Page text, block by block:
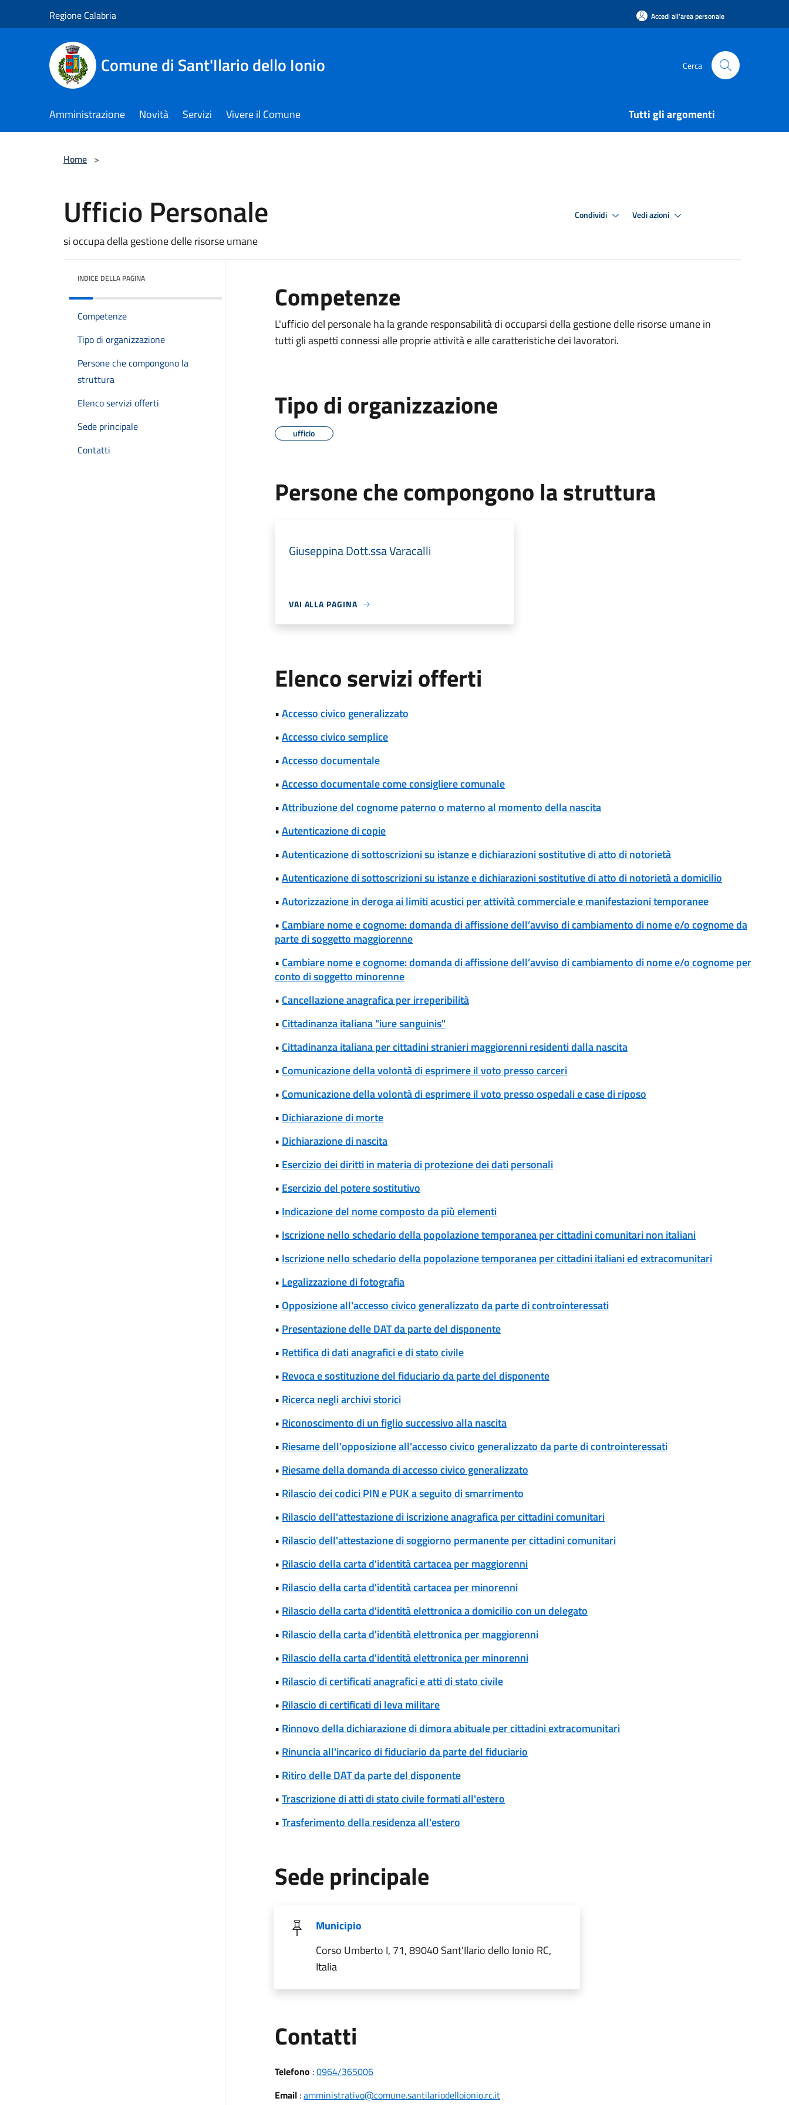
Regione Calabria Accedi all'area personale
Comune di Sant'Ilario dello Ionio Cerca
Amministrazione Novità Servizi Vivere il Comune Tutti gli argomenti
Home >
Ufficio Personale
si occupa della gestione delle risorse umane
Condividi Vedi azioni
INDICE DELLA PAGINA
Competenze
Tipo di organizzazione
Persone che compongono la
struttura
Elenco servizi offerti
Sede principale
Contatti
Competenze
L'ufficio del personale ha la grande responsabilità di occuparsi della gestione delle risorse umane in
tutti gli aspetti connessi alle proprie attività e alle caratteristiche dei lavoratori.
Tipo di organizzazione
ufficio
Persone che compongono la struttura
Giuseppina Dott.ssa Varacalli
VAI ALLA PAGINA
Elenco servizi offerti
•Accesso civico generalizzato
•Accesso civico semplice
•Accesso documentale
•Accesso documentale come consigliere comunale
•Attribuzione del cognome paterno o materno al momento della nascita
•Autenticazione di copie
•Autenticazione di sottoscrizioni su istanze e dichiarazioni sostitutive di atto di notorietà
•Autenticazione di sottoscrizioni su istanze e dichiarazioni sostitutive di atto di notorietà a domicilio
•Autorizzazione in deroga ai limiti acustici per attività commerciale e manifestazioni temporanee
• Cambiare nome e cognome: domanda di affissione dell’avviso di cambiamento di nome e/o cognome da
parte di soggetto maggiorenne
• Cambiare nome e cognome: domanda di affissione dell’avviso di cambiamento di nome e/o cognome per
conto di soggetto minorenne
• Cancellazione anagrafica per irreperibilità
• Cittadinanza italiana "iure sanguinis"
• Cittadinanza italiana per cittadini stranieri maggiorenni residenti dalla nascita
• Comunicazione della volontà di esprimere il voto presso carceri
• Comunicazione della volontà di esprimere il voto presso ospedali e case di riposo
• Dichiarazione di morte
• Dichiarazione di nascita
• Esercizio dei diritti in materia di protezione dei dati personali
• Esercizio del potere sostitutivo
• Indicazione del nome composto da più elementi
• Iscrizione nello schedario della popolazione temporanea per cittadini comunitari non italiani
• Iscrizione nello schedario della popolazione temporanea per cittadini italiani ed extracomunitari
• Legalizzazione di fotografia
•Opposizione all'accesso civico generalizzato da parte di controinteressati
• Presentazione delle DAT da parte del disponente
• Rettifica di dati anagrafici e di stato civile
• Revoca e sostituzione del fiduciario da parte del disponente
• Ricerca negli archivi storici
• Riconoscimento di un figlio successivo alla nascita
• Riesame dell'opposizione all'accesso civico generalizzato da parte di controinteressati
• Riesame della domanda di accesso civico generalizzato
• Rilascio dei codici PIN e PUK a seguito di smarrimento
• Rilascio dell'attestazione di iscrizione anagrafica per cittadini comunitari
• Rilascio dell'attestazione di soggiorno permanente per cittadini comunitari
• Rilascio della carta d'identità cartacea per maggiorenni
• Rilascio della carta d'identità cartacea per minorenni
• Rilascio della carta d'identità elettronica a domicilio con un delegato
• Rilascio della carta d'identità elettronica per maggiorenni
• Rilascio della carta d'identità elettronica per minorenni
• Rilascio di certificati anagrafici e atti di stato civile
• Rilascio di certificati di leva militare
• Rinnovo della dichiarazione di dimora abituale per cittadini extracomunitari
• Rinuncia all'incarico di fiduciario da parte del fiduciario
• Ritiro delle DAT da parte del disponente
•Trascrizione di atti di stato civile formati all'estero
•Trasferimento della residenza all'estero
Sede principale
Municipio
Corso Umberto I, 71, 89040 Sant'Ilario dello Ionio RC,
Italia
Contatti
Telefono :0964/365006
Email:amministrativo@comune.santilariodelloionio.rc.it